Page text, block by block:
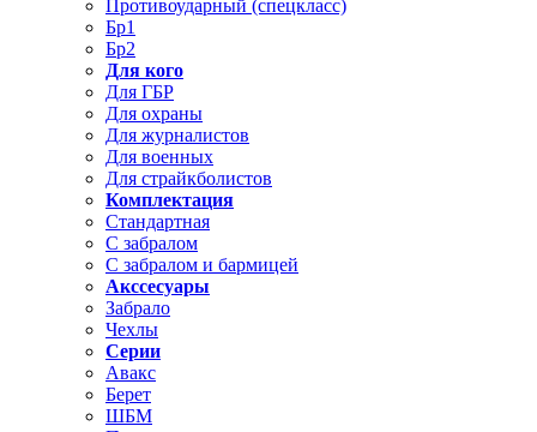
Противоударный (спецкласс)
Бр1
Бр2
Для кого
Для ГБР
Для охраны
Для журналистов
Для военных
Для страйкболистов
Комплектация
Стандартная
С забралом
С забралом и бармицей
Акссесуары
Забрало
Чехлы
Серии
Авакс
Берет
ШБМ